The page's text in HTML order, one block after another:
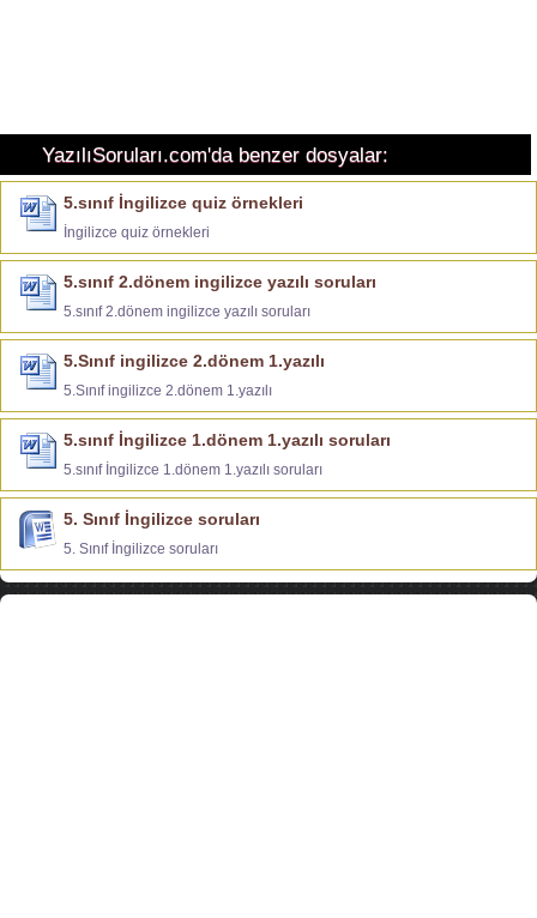
YazılıSoruları.com'da benzer dosyalar:
5.sınıf İngilizce quiz örnekleri
İngilizce quiz örnekleri
5.sınıf 2.dönem ingilizce yazılı soruları
5.sınıf 2.dönem ingilizce yazılı soruları
5.Sınıf ingilizce 2.dönem 1.yazılı
5.Sınıf ingilizce 2.dönem 1.yazılı
5.sınıf İngilizce 1.dönem 1.yazılı soruları
5.sınıf İngilizce 1.dönem 1.yazılı soruları
5. Sınıf İngilizce soruları
5. Sınıf İngilizce soruları